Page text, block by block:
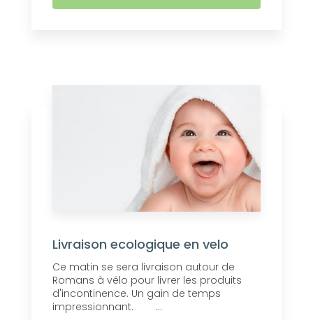
Livraison ecologique en velo
Ce matin se sera livraison autour de
Romans à vélo pour livrer les produits
d'incontinence. Un gain de temps
impressionnant. ...